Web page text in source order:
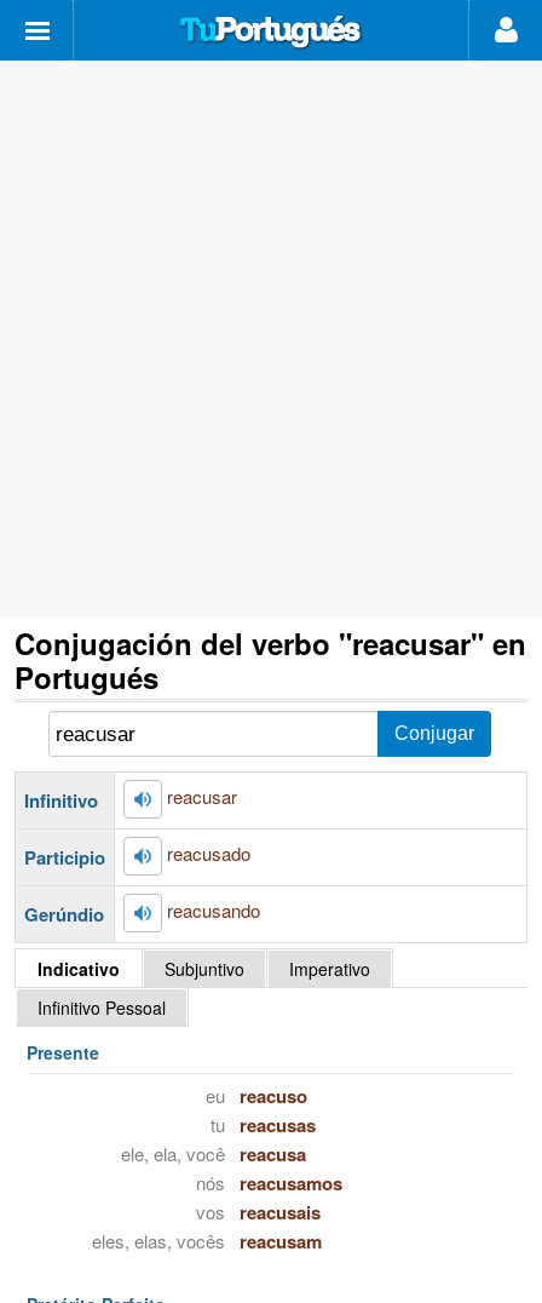
Conjugación del verbo "reacusar" en
Portugués
Infinitivo reacusar
Participio reacusado
Gerúndio reacusando
Indicativo Subjuntivo
Imperativo
Infinitivo Pessoal
Presente
eu reacuso
tu reacusas
ele, ela, você reacusa
nós reacusamos
vos reacusais
eles, elas, vocês reacusam